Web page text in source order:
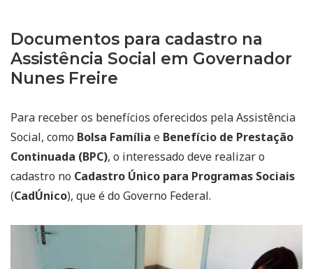
Documentos para cadastro na
Assistência Social em Governador
Nunes Freire
Para receber os benefícios oferecidos pela Assistência
Social, como Bolsa Família e Benefício de Prestação
Continuada (BPC), o interessado deve realizar o
cadastro no Cadastro Único para Programas Sociais
(CadÚnico), que é do Governo Federal.